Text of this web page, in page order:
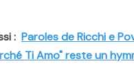
: Paroles de Ricchi e
Ti Amo" reste un